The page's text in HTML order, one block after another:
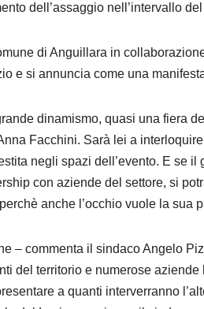
dell’assaggio nell’intervallo
di Anguillara in
e si annuncia come una
dinamismo, quasi una fiera
Facchini. Sarà lei a
negli spazi dell’evento. E se il
con aziende del settore, si
anche l’occhio vuole la sua
– commenta il sindaco Angelo
del territorio e numerose
a quanti interverranno